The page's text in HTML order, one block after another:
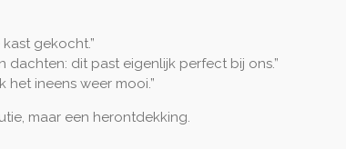
gekocht.”
dit past eigenlijk perfect bij ons.”
het ineens weer mooi.”
maar een herontdekking.